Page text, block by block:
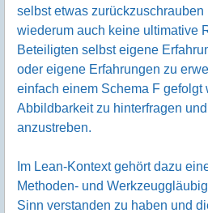
selbst etwas
wiederum auch keine ultimative
Beteiligten selbst eigene
oder eigene Erfahrungen zu
einfach einem Schema F gefolgt
Abbildbarkeit zu hinterfragen
anzustreben.
Im Lean-Kontext gehört dazu
Methoden- und
Sinn verstanden zu haben und